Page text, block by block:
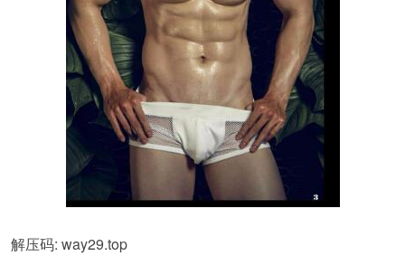
解压码: way29.top